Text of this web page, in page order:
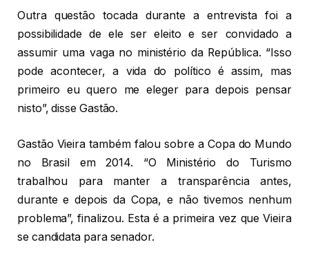
Outra questão tocada durante a entrevista foi a
possibilidade de ele ser eleito e ser convidado a
assumir uma vaga no ministério da República. “Isso
pode acontecer, a vida do político é assim, mas
primeiro eu quero me eleger para depois pensar
nisto”, disse Gastão.
Gastão Vieira também falou sobre a Copa do Mundo
no Brasil em 2014. “O Ministério do Turismo
trabalhou para manter a transparência antes,
durante e depois da Copa, e não tivemos nenhum
problema”, finalizou. Esta é a primeira vez que Vieira
se candidata para senador.